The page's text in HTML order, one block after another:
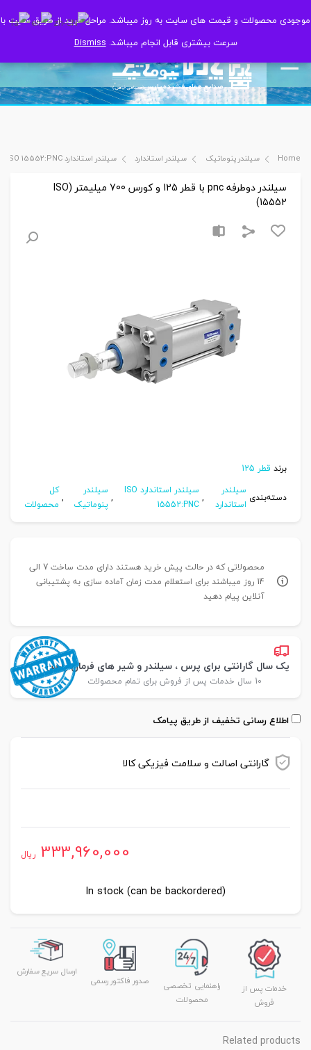
موجودی محصولات و قیمت های سایت به روز میباشد. مراحل خرید از طریق سایت با
سرعت بیشتری قابل انجام میباشد.Dismiss
موجودی محصولات و قیمت های سایت به روز میباشد. مراحل خرید از طریق سایت با
سرعت بیشتری قابل انجام میباشد.Dismiss
Home سیلندر پنوماتیک سیلندر استاندارد سیلندر استاندارد ISO 15552:PNC
سیلندر دوطرفه pnc با قطر 125 و کورس 700 میلیمتر (ISO
15552)
برند قطر 125
دسته‌بندی سیلندر
استاندارد
,
سیلندر استاندارد ISO
15552:PNC
, سیلندر
پنوماتیک
,کل
محصولات
محصولاتی که در حالت پیش خرید هستند دارای مدت ساخت 7 الی
14 روز میباشند برای استعلام مدت زمان آماده سازی به پشتیبانی
آنلاین پیام دهید
یک سال گارانتی برای پرس ، سیلندر و شیر های فرمان پارس
10 سال خدمات پس از فروش برای تمام محصولات
اطلاع رسانی تخفیف از طریق پیامک
گارانتی اصالت و سلامت فیزیکی کالا
333,960,000 ریال
In stock (can be backordered)
خدمات پس از
فروش
راهنمایی تخصصی
محصولات
صدور فاکتور رسمی
ارسال سریع سفارش
Related products